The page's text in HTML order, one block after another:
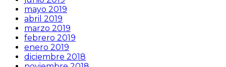
mayo 2019
abril 2019
marzo 2019
febrero 2019
enero 2019
diciembre 2018